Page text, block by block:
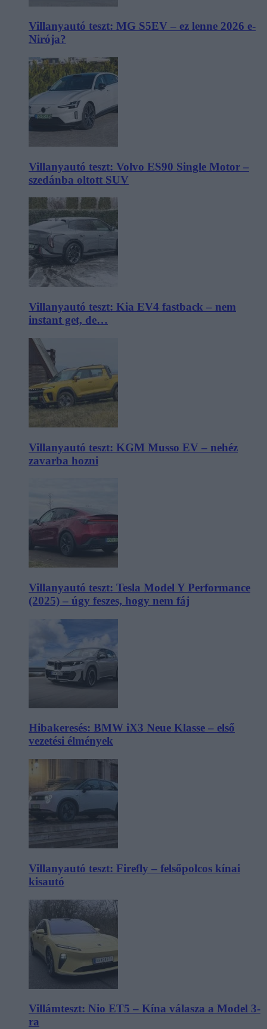
Villanyautó teszt: MG S5EV – ez lenne 2026 e-
Nirója?
Villanyautó teszt: Volvo ES90 Single Motor –
szedánba oltott SUV
Villanyautó teszt: Kia EV4 fastback – nem
instant get, de…
Villanyautó teszt: KGM Musso EV – nehéz
zavarba hozni
Villanyautó teszt: Tesla Model Y Performance
(2025) – úgy feszes, hogy nem fáj
Hibakeresés: BMW iX3 Neue Klasse – első
vezetési élmények
Villanyautó teszt: Firefly – felsőpolcos kínai
kisautó
Villámteszt: Nio ET5 – Kína válasza a Model 3-
ra